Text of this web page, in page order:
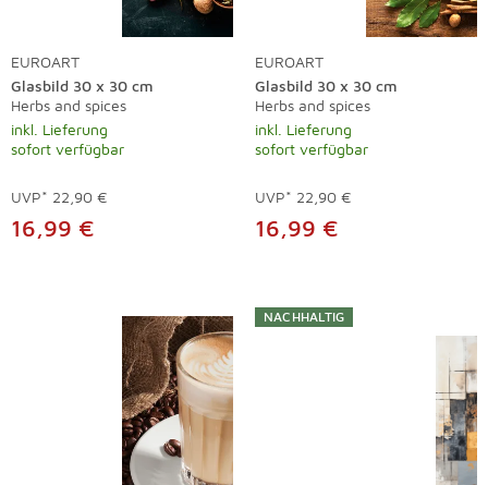
EUROART
Glasbild 30 x 30 cm
Herbs and spices
inkl. Lieferung
sofort verfügbar
UVP* 22,90 €
16,99 €
EUROART
Glasbild 30 x 30 cm
Herbs and spices
inkl. Lieferung
sofort verfügbar
UVP* 22,90 €
16,99 €
NACHHALTIG